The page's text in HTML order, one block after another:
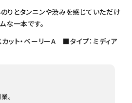
りとタンニンや渋みを感じていただけ
な一本です。
ト・ベーリーA ■タイプ：ミディア
。